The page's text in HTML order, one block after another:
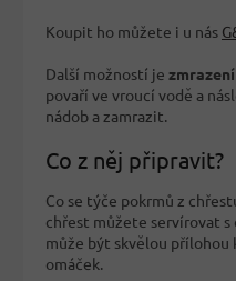
Koupit ho můžete i u nás
Další možností je zmrazení
povaří ve vroucí vodě a
nádob a zamrazit.
Co z něj připravit?
Co se týče pokrmů z
chřest můžete servírovat
může být skvělou přílohou
omáček.